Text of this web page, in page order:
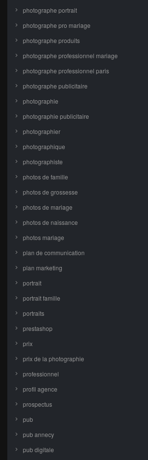
photographe portrait
photographe pro mariage
photographe produits
photographe professionnel mariage
photographe professionnel paris
photographe publicitaire
photographie
photographie publicitaire
photographier
photographique
photographiste
photos de famille
photos de grossesse
photos de mariage
photos de naissance
photos mariage
plan de communication
plan marketing
portrait
portrait famille
portraits
prestashop
prix
prix de la photographie
professionnel
profil agence
prospectus
pub
pub annecy
pub digitale